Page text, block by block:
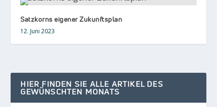
Satzkorns eigener Zukunftsplan
12. Juni 2023
HIER FINDEN SIE ALLE ARTIKEL DES
GEWÜNSCHTEN MONATS